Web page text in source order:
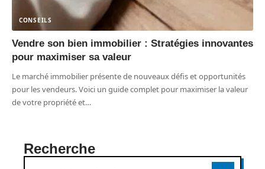
CONSEILS
Vendre son bien immobilier : Stratégies innovantes
pour maximiser sa valeur
Le marché immobilier présente de nouveaux défis et opportunités
pour les vendeurs. Voici un guide complet pour maximiser la valeur
de votre propriété et…
Recherche